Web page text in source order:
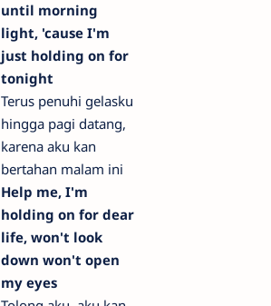
until morning
light, 'cause I'm
just holding on for
tonight
Terus penuhi gelasku
hingga pagi datang,
karena aku kan
bertahan malam ini
Help me, I'm
holding on for dear
life, won't look
down won't open
my eyes